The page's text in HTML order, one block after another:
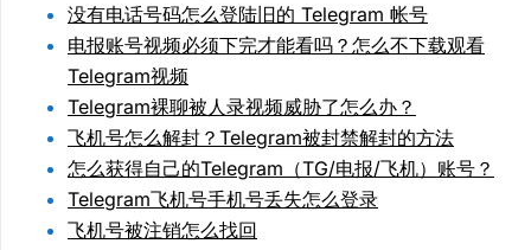
没有电话号码怎么登陆旧的 Telegram 帐号
电报账号视频必须下完才能看吗？怎么不下载观看
Telegram视频
Telegram裸聊被人录视频威胁了怎么办？
飞机号怎么解封？Telegram被封禁解封的方法
怎么获得自己的Telegram（TG/电报/飞机）账号？
Telegram飞机号手机号丢失怎么登录
飞机号被注销怎么找回